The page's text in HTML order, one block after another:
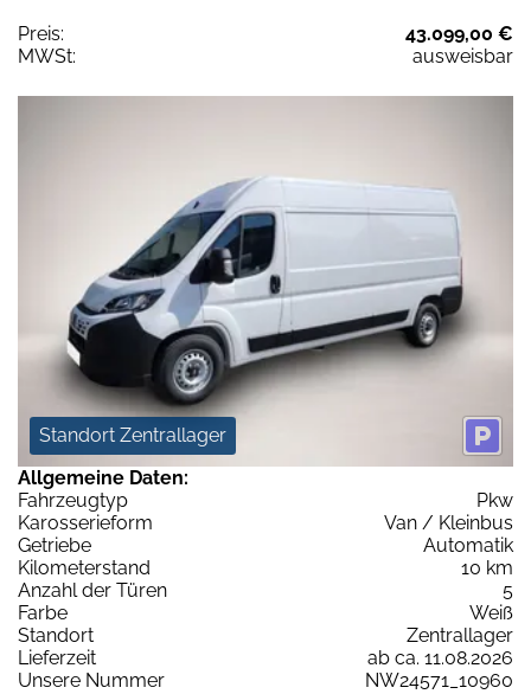
Preis:
43.099,00 €
MWSt:
ausweisbar
Standort Zentrallager
Allgemeine Daten:
Fahrzeugtyp
Pkw
Karosserieform
Van / Kleinbus
Getriebe
Automatik
Kilometerstand
10 km
Anzahl der Türen
5
Farbe
Weiß
Standort
Zentrallager
Lieferzeit
ab ca. 11.08.2026
Unsere Nummer
NW24571_10960